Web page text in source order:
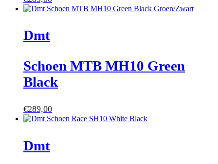
Dmt
Schoen MTB MH10 Green
Black
€289,00
Dmt